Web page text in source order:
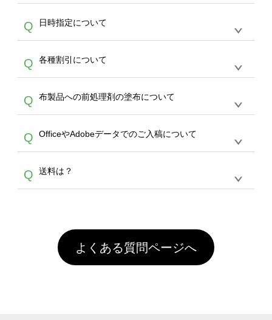
す。
い画像はエラーになります。（※ Illustratorか
らの直接入稿には対応していません。AIで保存
し、デザインツールからアップロードして下さ
い）
作をお考えの方は、サポートが担当するエコバ
スをご利用頂ければ、電話やFAX、メールなど
でご注文が可能です。
A
を作って欲しい。などの場合は、製作数量が
30個以上であれば、サポート担当が、デザイ
バッグコンシェル
サー
ビスをご利用ください。(※ 30個以下の場合
は、デザインツールをご利用ください)
Q 日時指定について
A
ん。発送後18時以降に配送業者・伝票番号を
メールでお知らせいたしますので、直接配送業
者にご連絡いただき調整をお願い致します。
Q 各種割引について
A
カート内で自動的に割引(最大50%)が適用され
ます。 【付与ポイント】購入金額の1％が1ポ
イントとして付与され、次回ご注文時に1ポイ
ント＝1円としてお使いいただけます。ポイン
トは発送完了の翌日に付与され、次回ご注文時
からご利用頂けます。ポイントの有効期限は一
年間です。【会員ランク】過去10カ月のご注
文回数により会員ランク割引(最大5%)が適用
頂いても、ログインがされていなければ、ラン
クにカウントがされません。
Q 布製品への前処理剤の塗布について
A
意点（前処理剤）】カラー生地（Tシャツのホ
ワイト、トートバッグのナチュラル、ホワイト
といって、プリントを定着させるための処理剤
を塗布しており、短納期・低価格で商品をお届
害な性質で、水洗いで落とすことが可能です。
お手数ですが、お客様ご自身にて着用前に落と
していただけますようお願いいたします。※1
通常注文・直送機能でのご注文に関わらず、前
Q OfficeやAdobeデータでのご入稿について
A
ません。いずれのデータも該当デザインのみ画
像(JPEG,PNG,GIF,PDF)に変換、またはAdobe
Q 送料は？
引」などによるお値引きで4,000円未満になる
場合は送料がかかりますので、ご注意くださ
い。
よくある質問ページへ